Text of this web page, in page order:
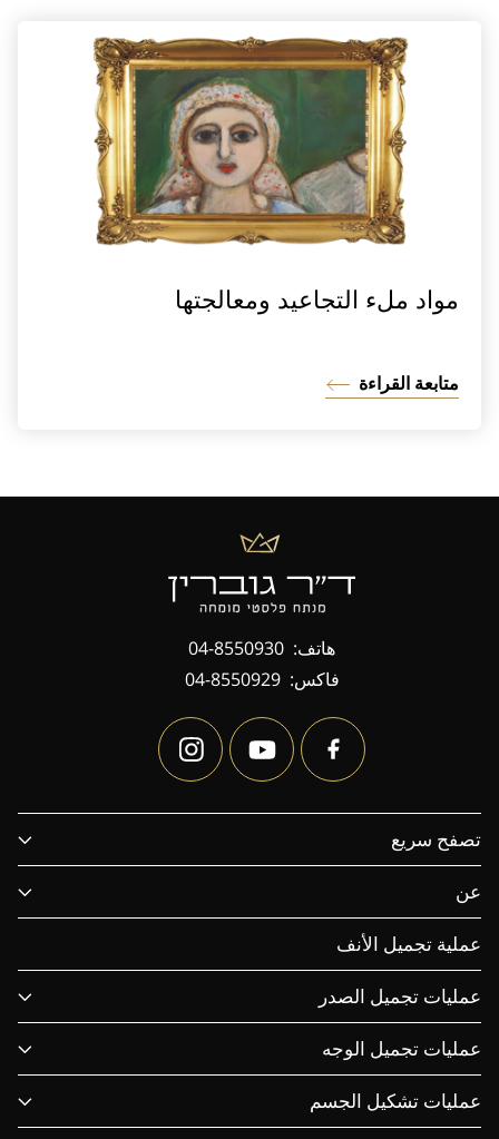
مواد ملء التجاعيد ومعالجتها
متابعة القراءة
هاتف: 04-8550930
فاكس: 04-8550929
تصفح سريع
عن
عملية تجميل الأنف
عمليات تجميل الصدر
عمليات تجميل الوجه
عمليات تشكيل الجسم